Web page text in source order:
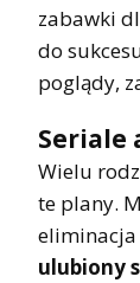
zabawki
do
poglądy,
Seriale
Wielu
te plany.
eliminacja
ulubiony